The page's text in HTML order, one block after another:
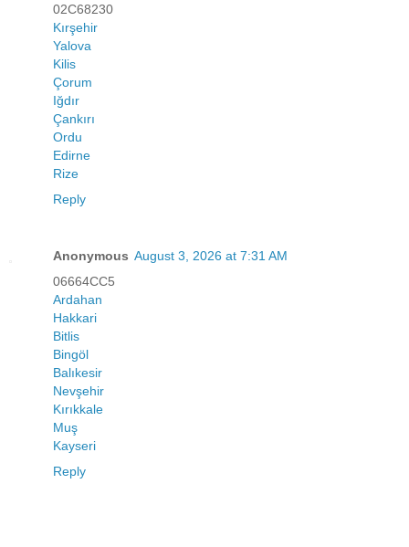
02C68230
Kırşehir
Yalova
Kilis
Çorum
Iğdır
Çankırı
Ordu
Edirne
Rize
Reply
Anonymous August 3, 2026 at 7:31 AM
06664CC5
Ardahan
Hakkari
Bitlis
Bingöl
Balıkesir
Nevşehir
Kırıkkale
Muş
Kayseri
Reply